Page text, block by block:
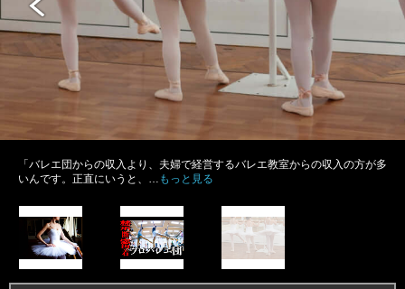
「バレエ団からの収入より、夫婦で経営するバレエ教室からの収入の方が多
いんです。正直にいうと、…
もっと見る